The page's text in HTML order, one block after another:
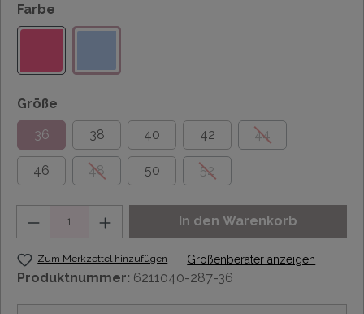
Farbe
Größe
36
38 40 42 44
46 48 50 52
In den Warenkorb
Zum Merkzettel hinzufügen Größenberater anzeigen
Produktnummer: 6211040-287-36